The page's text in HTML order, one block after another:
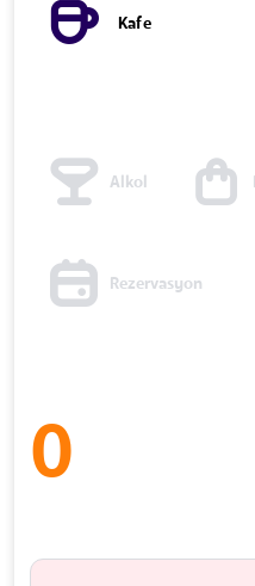
Kafe
Alkol
Rezervasyon
0